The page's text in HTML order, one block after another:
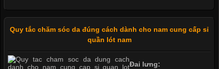
Quy tắc chăm sóc da đúng cách dành cho nam cung cấp sỉ
quần lót nam
Đai lưng: